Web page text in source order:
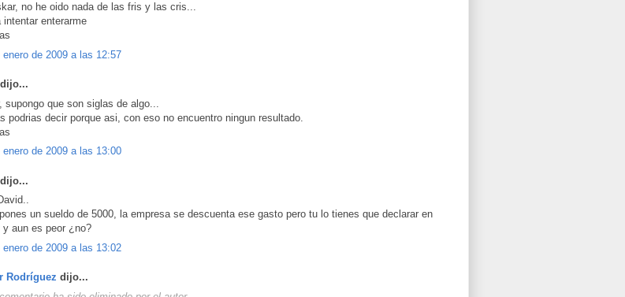
no he oido nada de las fris y las cris...
intentar enterarme
enero de 2009 a las 12:57
dijo...
supongo que son siglas de algo...
podrias decir porque asi, con eso no encuentro ningun resultado.
enero de 2009 a las 13:00
dijo...
un sueldo de 5000, la empresa se descuenta ese gasto pero tu lo tienes que declarar en
y aun es peor ¿no?
enero de 2009 a las 13:02
Rodríguez dijo...